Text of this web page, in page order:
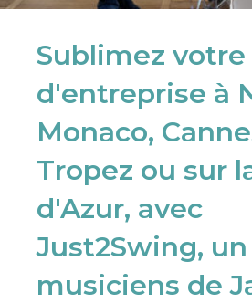
Sublimez
d'entreprise à
Monaco,
Tropez ou sur
d'Azur, avec
Just2Swing,
musiciens de